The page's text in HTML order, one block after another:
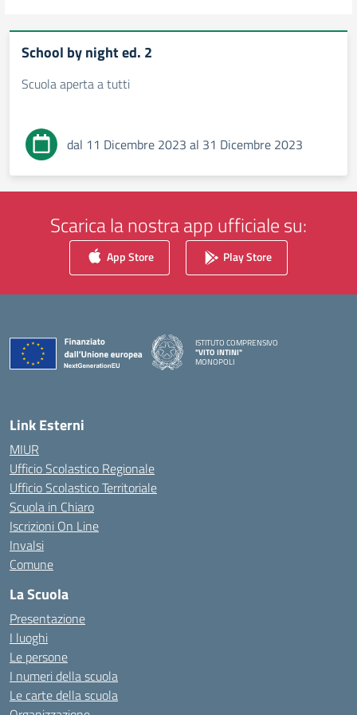
School by night ed. 2
Scuola aperta a tutti
dal 11 Dicembre 2023 al 31 Dicembre 2023
Scarica la nostra app ufficiale su:
App Store Play Store
ISTITUTO COMPRENSIVO
"VITO INTINI"
MONOPOLI
Link Esterni
MIUR
Ufficio Scolastico Regionale
Ufficio Scolastico Territoriale
Scuola in Chiaro
Iscrizioni On Line
Invalsi
Comune
La Scuola
Presentazione
I luoghi
Le persone
I numeri della scuola
Le carte della scuola